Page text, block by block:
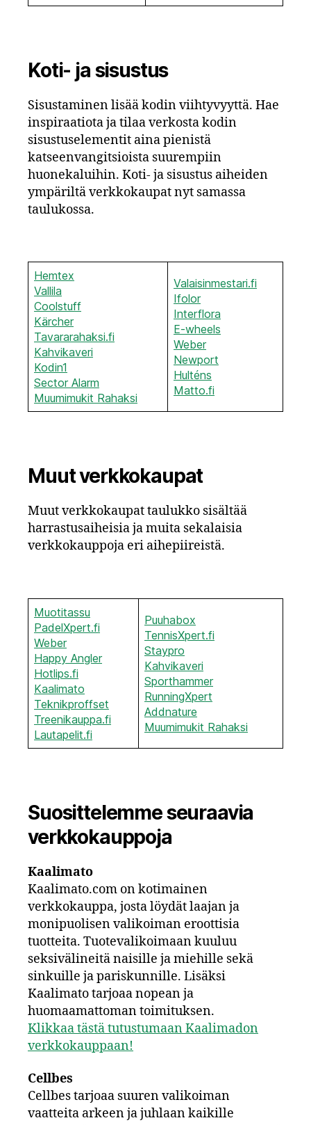
Koti- ja sisustus
Sisustaminen lisää kodin viihtyvyyttä. Hae
inspiraatiota ja tilaa verkosta kodin
sisustuselementit aina pienistä
katseenvangitsioista suurempiin
huonekaluihin. Koti- ja sisustus aiheiden
ympäriltä verkkokaupat nyt samassa
taulukossa.
Hemtex
Vallila
Coolstuff
Kärcher
Tavararahaksi.fi
Kahvikaveri
Kodin1
Sector Alarm
Muumimukit Rahaksi
Valaisinmestari.fi
Ifolor
Interflora
E-wheels
Weber
Newport
Hulténs
Matto.fi
Muut verkkokaupat
Muut verkkokaupat taulukko sisältää
harrastusaiheisia ja muita sekalaisia
verkkokauppoja eri aihepiireistä.
Muotitassu
PadelXpert.fi
Weber
Happy Angler
Hotlips.fi
Kaalimato
Teknikproffset
Treenikauppa.fi
Lautapelit.fi
Puuhabox
TennisXpert.fi
Staypro
Kahvikaveri
Sporthammer
RunningXpert
Addnature
Muumimukit Rahaksi
Suosittelemme seuraavia
verkkokauppoja
Kaalimato
Kaalimato.com on kotimainen
verkkokauppa, josta löydät laajan ja
monipuolisen valikoiman eroottisia
tuotteita. Tuotevalikoimaan kuuluu
seksivälineitä naisille ja miehille sekä
sinkuille ja pariskunnille. Lisäksi
Kaalimato tarjoaa nopean ja
huomaamattoman toimituksen.
Klikkaa tästä tutustumaan Kaalimadon
verkkokauppaan!
Cellbes
Cellbes tarjoaa suuren valikoiman
vaatteita arkeen ja juhlaan kaikille